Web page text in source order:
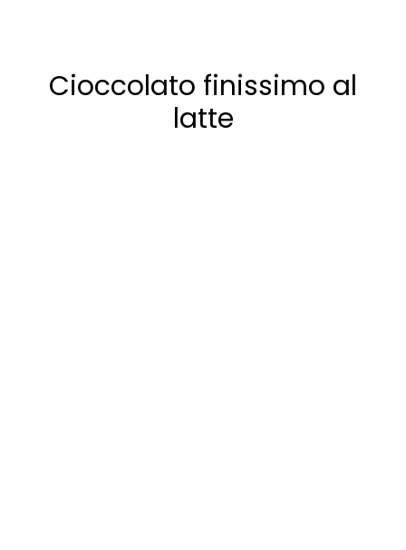
Cioccolato finissimo al
latte